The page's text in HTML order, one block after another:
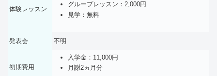
体験レッスン
グループレッスン：2,000円
見学：無料
発表会 不明
初期費用
入学金：11,000円
月謝2ヵ月分